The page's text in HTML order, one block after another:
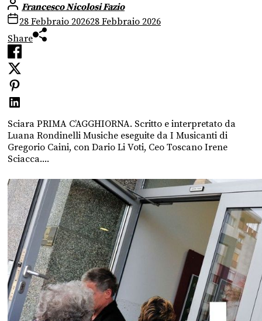
Francesco Nicolosi Fazio
28 Febbraio 202628 Febbraio 2026
Share
Sciara PRIMA C’AGGHIORNA. Scritto e interpretato da
Luana Rondinelli Musiche eseguite da I Musicanti di
Gregorio Caini, con Dario Li Voti, Ceo Toscano Irene
Sciacca....